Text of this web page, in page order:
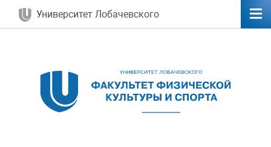
Университет Лобачевского